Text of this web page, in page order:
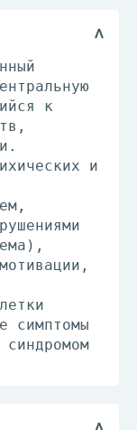
к
и
симптомы